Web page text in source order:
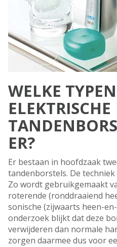
WELKE TYPEN
ELEKTRISCHE
ER?
Er bestaan in hoofdzaak
tandenborstels. De
Zo wordt gebruikgemaakt
roterende (ronddraaiend
sonische (zijwaarts heen-
onderzoek blijkt dat deze
verwijderen dan normale
zorgen daarmee dus voor